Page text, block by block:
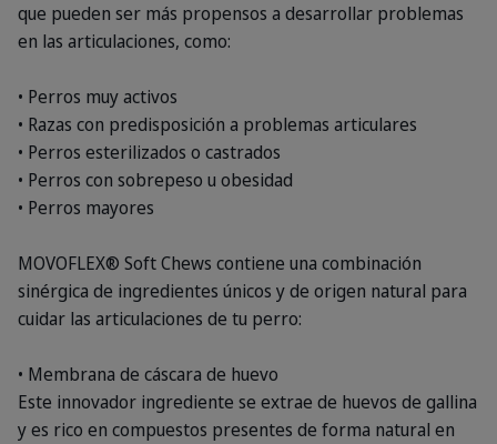
que pueden ser más propensos a desarrollar problemas
en las articulaciones, como:
• Perros muy activos
• Razas con predisposición a problemas articulares
• Perros esterilizados o castrados
• Perros con sobrepeso u obesidad
• Perros mayores
MOVOFLEX® Soft Chews contiene una combinación
sinérgica de ingredientes únicos y de origen natural para
cuidar las articulaciones de tu perro:
• Membrana de cáscara de huevo
Este innovador ingrediente se extrae de huevos de gallina
y es rico en compuestos presentes de forma natural en